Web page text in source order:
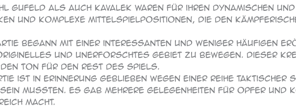
Gufeld als auch Kavalek waren für ihren dynamischen
und komplexe Mittelspielpositionen, die den
begann mit einer interessanten und weniger häufigen
und unerforschtes Gebiet zu bewegen. Dieser
Ton für den Rest des Spiels.
ist in Erinnerung geblieben wegen einer Reihe taktischer
mussten. Es gab mehrere Gelegenheiten für Opfer und
macht.